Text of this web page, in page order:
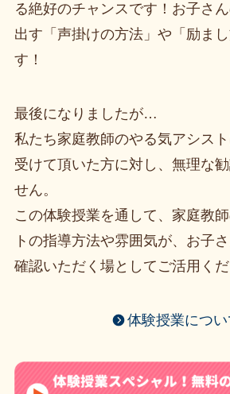
る絶好のチャンスです！お子さ
出す「声掛けの方法」や「励ま
す！
最後になりましたが…
私たち家庭教師のやる気アシス
受けて頂いた方に対し、無理な
せん。
この体験授業を通して、家庭教
トの指導方法や雰囲気が、お子
確認いただく場としてご活用くだ
体験授業につ